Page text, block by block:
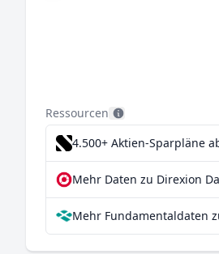
Ressourcen
4.500+ Aktien-Sparpläne
Mehr Daten zu Direxion
Mehr Fundamentaldaten